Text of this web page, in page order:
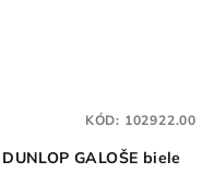
DUNLOP GALOŠE biele
KÓD: 102922.00